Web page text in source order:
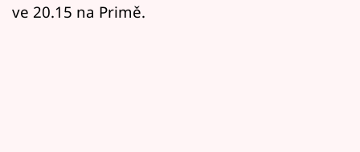
ve 20.15 na Primě.